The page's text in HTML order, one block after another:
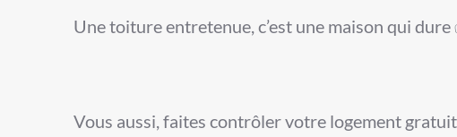
Une toiture entretenue, c’est une maison qui dure
Vous aussi, faites contrôler votre logement